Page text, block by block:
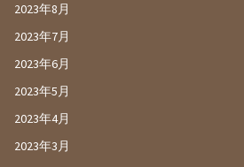
2023年8月
2023年7月
2023年6月
2023年5月
2023年4月
2023年3月